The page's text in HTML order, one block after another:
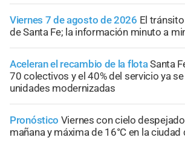
Viernes 7 de agosto de 2026 El
de Santa Fe; la información minuto a
Aceleran el recambio de la flotaSanta
70 colectivos y el 40% del servicio ya
unidades modernizadas
Pronóstico Viernes con cielo
mañana y máxima de 16°C en la ciudad